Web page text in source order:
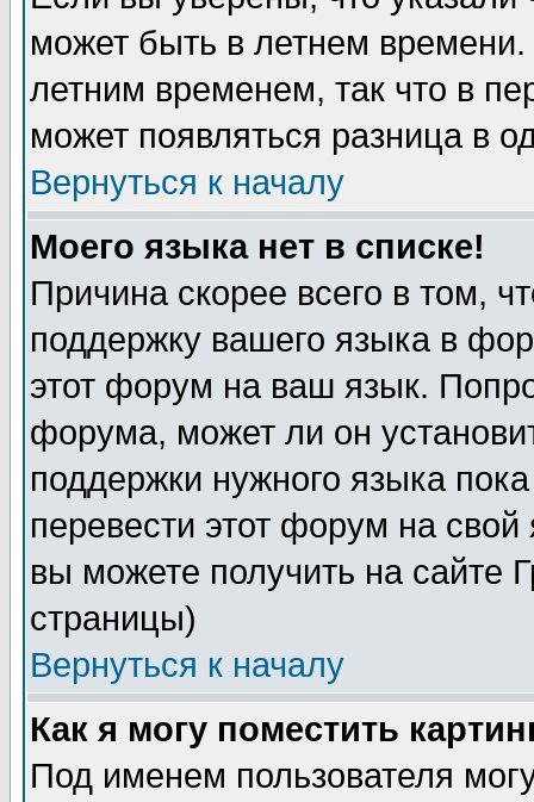
может быть в летнем
летним временем, так что в
может появляться разница в
Вернуться к началу
Моего языка нет в списке!
Причина скорее всего в том,
поддержку вашего языка в
этот форум на ваш язык.
форума, может ли он
поддержки нужного языка
перевести этот форум на
вы можете получить на сайте
страницы)
Вернуться к началу
Как я могу поместить
Под именем пользователя